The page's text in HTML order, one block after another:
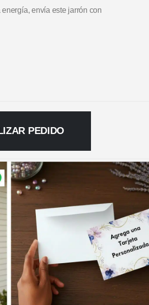
envía este jarrón con
PEDIDO